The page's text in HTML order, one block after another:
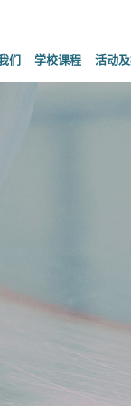
们 学校课程 活动